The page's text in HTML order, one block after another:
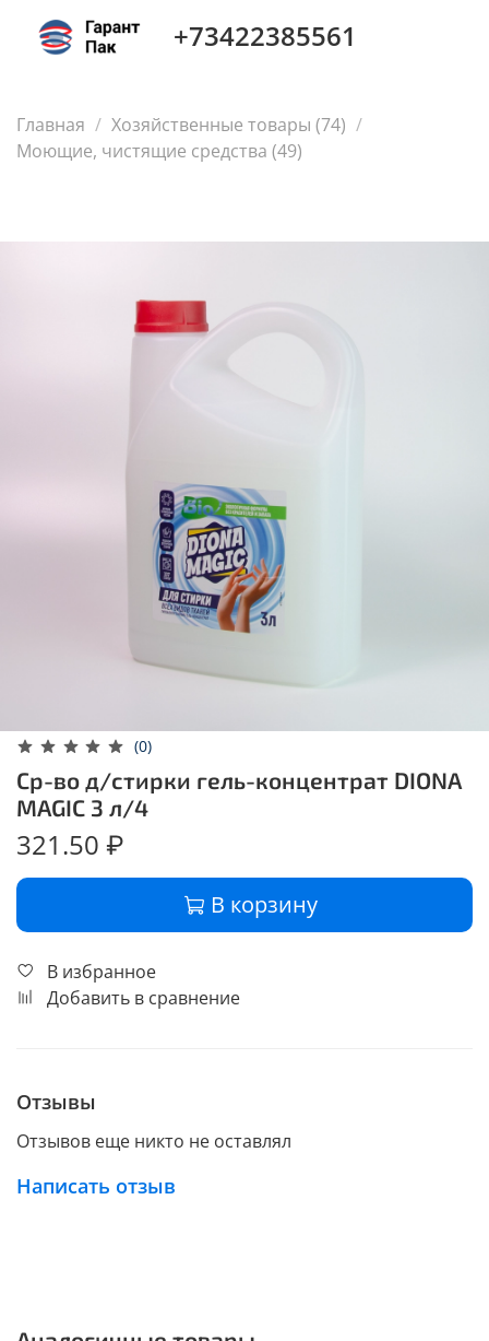
+73422385561
Главная
Хозяйственные товары (74)
Моющие, чистящие средства (49)
(0)
Ср-во д/стирки гель-концентрат DIONA
MAGIC 3 л/4
321.50 ₽
В корзину
В избранное
Добавить в сравнение
Отзывы
Отзывов еще никто не оставлял
Написать отзыв